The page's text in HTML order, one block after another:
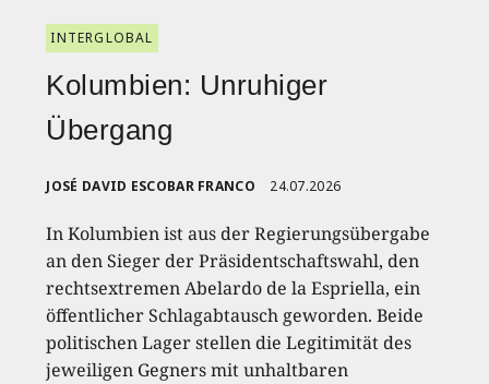
INTERGLOBAL
Kolumbien: Unruhiger
Übergang
JOSÉ DAVID ESCOBAR FRANCO 24.07.2026
In Kolumbien ist aus der Regierungsübergabe
an den Sieger der Präsidentschaftswahl, den
rechtsextremen Abelardo de la Espriella, ein
öffentlicher Schlagabtausch geworden. Beide
politischen Lager stellen die Legitimität des
jeweiligen Gegners mit unhaltbaren